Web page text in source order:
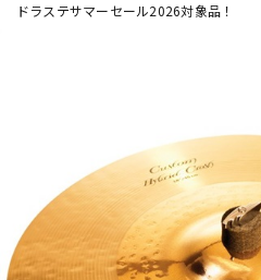
エレキギター
ドラム
キーボード
ドラステサマーセール2026対象品！